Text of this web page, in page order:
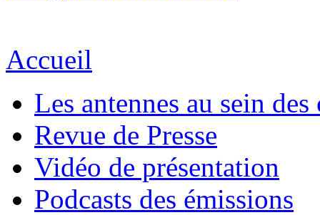
Accueil
Les antennes au sein des
Revue de Presse
Vidéo de présentation
Podcasts des émissions